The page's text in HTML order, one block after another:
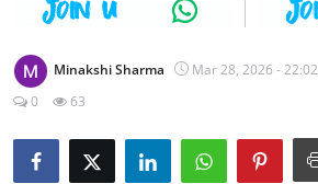
दुनिया
टेक्नोलॉजी
Business
Minakshi Sharma Mar 28, 2026 - 22:02
0
63